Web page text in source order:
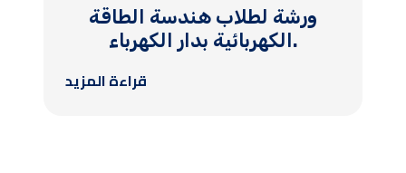
ورشة لطلاب هندسة الطاقة
الكهربائية بدار الكهرباء.
قراءة المزيد